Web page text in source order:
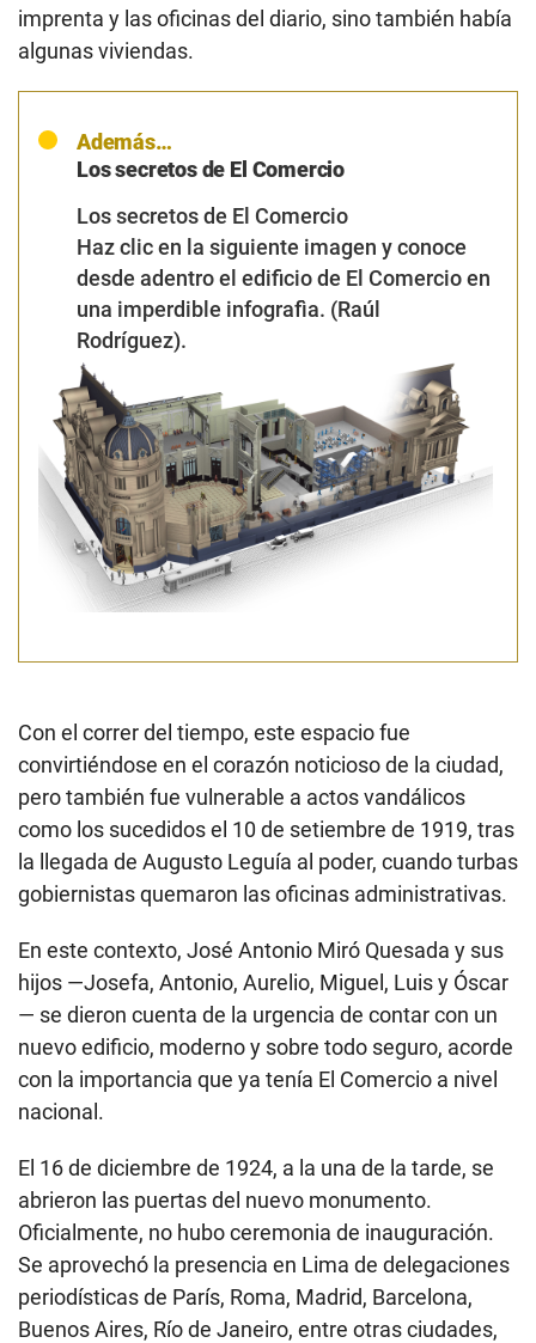
imprenta y las oficinas del diario, sino también había
algunas viviendas.
Además…
Los secretos de El Comercio
Los secretos de El Comercio
Haz clic en la siguiente imagen y conoce
desde adentro el edificio de El Comercio en
una imperdible infografìa. (Raúl
Rodríguez).
Con el correr del tiempo, este espacio fue
convirtiéndose en el corazón noticioso de la ciudad,
pero también fue vulnerable a actos vandálicos
como los sucedidos el 10 de setiembre de 1919, tras
la llegada de Augusto Leguía al poder, cuando turbas
gobiernistas quemaron las oficinas administrativas.
En este contexto, José Antonio Miró Quesada y sus
hijos —Josefa, Antonio, Aurelio, Miguel, Luis y Óscar
— se dieron cuenta de la urgencia de contar con un
nuevo edificio, moderno y sobre todo seguro, acorde
con la importancia que ya tenía El Comercio a nivel
nacional.
El 16 de diciembre de 1924, a la una de la tarde, se
abrieron las puertas del nuevo monumento.
Oficialmente, no hubo ceremonia de inauguración.
Se aprovechó la presencia en Lima de delegaciones
periodísticas de París, Roma, Madrid, Barcelona,
Buenos Aires, Río de Janeiro, entre otras ciudades,